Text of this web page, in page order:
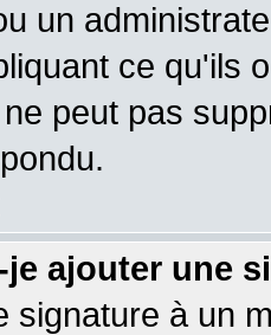
un
ce qu'ils
peut pas
ajouter une
signature à un